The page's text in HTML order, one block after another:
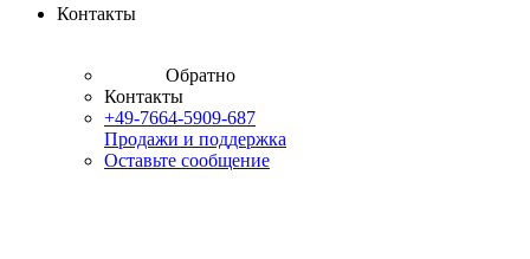
Контакты
Обратно
Контакты
+49-7664-5909-687
Продажи и поддержка
Оставьте сообщение